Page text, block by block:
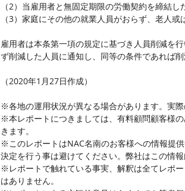
（2）当雇用者と無固定期限の労働契約を締結し
（3）家庭にその他の就業人員がおらず、老人或
雇用者は本条第一項の規定に基づき人員削減を
ず削減した人員に通知し、同等の条件であれば
（2020年1月27日作成）
※各地の運用状況が異なる場合があります。実
※本レポートにつきましては、有料顧問顧客様
きます。
※このレポートはNAC名南のお客様への情報提
決定を行う事は避けてください。弊社はこの情
※レポートで触れている事実、解釈は全てレポ
はありません。